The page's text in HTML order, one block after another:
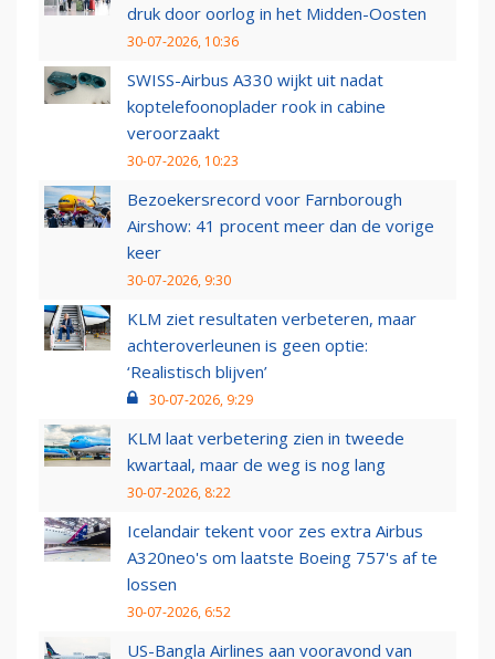
druk door oorlog in het Midden-Oosten
30-07-2026, 10:36
SWISS-Airbus A330 wijkt uit nadat
koptelefoonoplader rook in cabine
veroorzaakt
30-07-2026, 10:23
Bezoekersrecord voor Farnborough
Airshow: 41 procent meer dan de vorige
keer
30-07-2026, 9:30
KLM ziet resultaten verbeteren, maar
achteroverleunen is geen optie:
‘Realistisch blijven’
30-07-2026, 9:29
KLM laat verbetering zien in tweede
kwartaal, maar de weg is nog lang
30-07-2026, 8:22
Icelandair tekent voor zes extra Airbus
A320neo's om laatste Boeing 757's af te
lossen
30-07-2026, 6:52
US-Bangla Airlines aan vooravond van